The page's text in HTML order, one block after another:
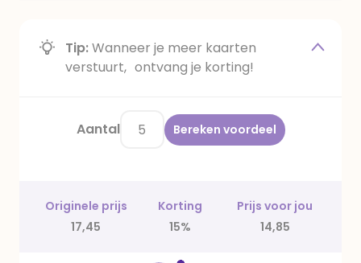
Tip:Wanneer je meer kaarten
verstuurt, ontvang je korting!
Aantal Bereken voordeel
Originele prijs Korting
Prijs voor jou
17,45
15% 14,85